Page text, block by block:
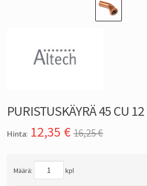
PURISTUSKÄYRÄ 45 CU
Hinta: 12,35 € 16,25 €
Määrä: kpl